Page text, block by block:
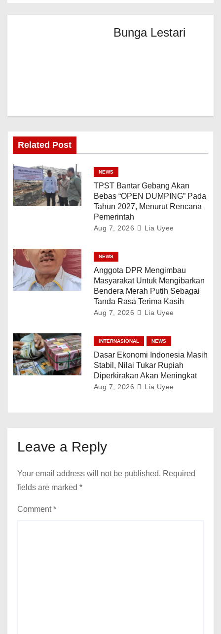
Bunga Lestari
Related Post
NEWS
TPST Bantar Gebang Akan
Bebas “OPEN DUMPING” Pada
Tahun 2027, Menurut Rencana
Pemerintah
Aug 7, 2026 Lia Uyee
NEWS
Anggota DPR Mengimbau
Masyarakat Untuk Mengibarkan
Bendera Merah Putih Sebagai
Tanda Rasa Terima Kasih
Aug 7, 2026 Lia Uyee
INTERNASIONAL NEWS
Dasar Ekonomi Indonesia Masih
Stabil, Nilai Tukar Rupiah
Diperkirakan Akan Meningkat
Aug 7, 2026 Lia Uyee
Leave a Reply
Your email address will not be published. Required
fields are marked *
Comment*